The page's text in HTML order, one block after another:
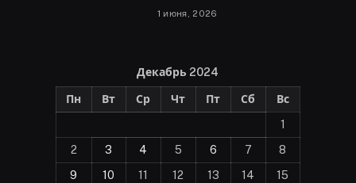
1 июня, 2026
Декабрь 2024
Пн Вт Ср Чт Пт Сб
Вс
1
2
3 4 5 6 7
8
9
10 11 12 13 14
15